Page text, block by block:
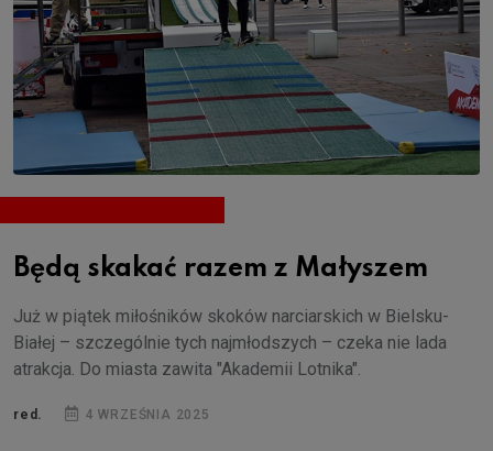
Będą skakać razem z Małyszem
Już w piątek miłośników skoków narciarskich w Bielsku-
Białej – szczególnie tych najmłodszych – czeka nie lada
atrakcja. Do miasta zawita "Akademii Lotnika".
red. 4 WRZEŚNIA 2025